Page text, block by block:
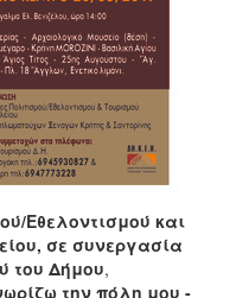
Εθελοντισμού και
σε συνεργασία
του Δήμου,
την πόλη μου -